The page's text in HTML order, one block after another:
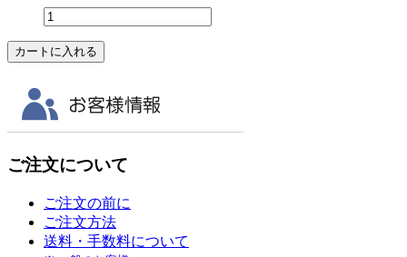
ご注文について
ご注文の前に
ご注文方法
送料・手数料について